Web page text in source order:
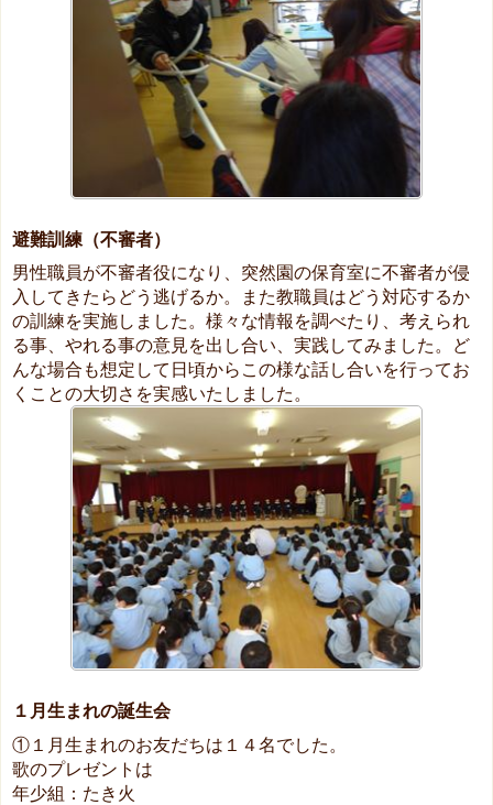
避難訓練（不審者）
男性職員が不審者役になり、突然園の保育室に不審者が侵
入してきたらどう逃げるか。また教職員はどう対応するか
の訓練を実施しました。様々な情報を調べたり、考えられ
る事、やれる事の意見を出し合い、実践してみました。ど
んな場合も想定して日頃からこの様な話し合いを行ってお
くことの大切さを実感いたしました。
１月生まれの誕生会
①１月生まれのお友だちは１４名でした。
歌のプレゼントは
年少組：たき火